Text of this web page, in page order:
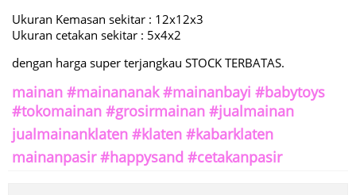
Ukuran Kemasan sekitar : 12x12x3
Ukuran cetakan sekitar : 5x4x2
dengan harga super terjangkau STOCK TERBATAS.
mainan #mainananak #mainanbayi #babytoys
#tokomainan #grosirmainan #jualmainan
jualmainanklaten #klaten #kabarklaten
mainanpasir #happysand #cetakanpasir